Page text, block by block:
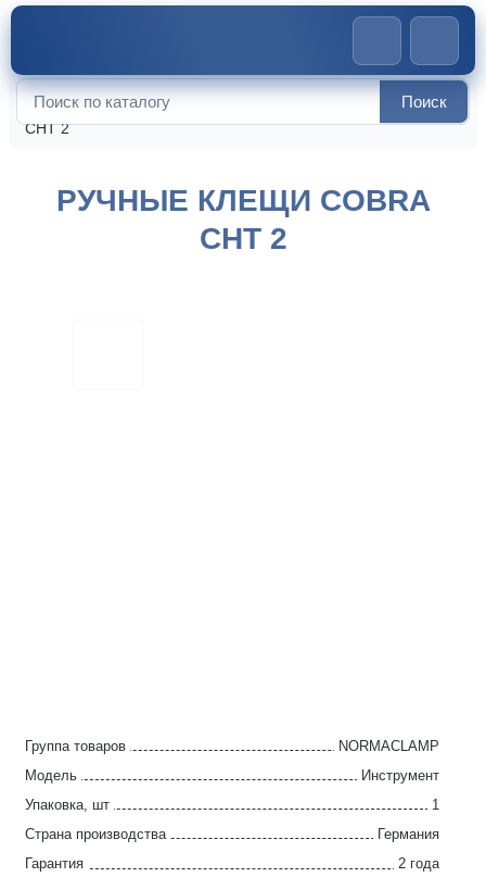
Искать:
Поиск
Главная > Стенды и инструменты
Ручные клещи COBRA
CHT 2
РУЧНЫЕ КЛЕЩИ COBRA
CHT 2
Группа товаров
NORMACLAMP
Модель
Инструмент
Упаковка, шт
1
Страна производства
Германия
Гарантия
2 года